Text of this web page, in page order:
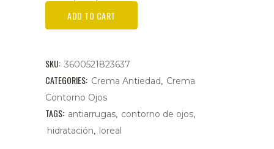
Age
Perfect
Contorno
de
Ojos
ADD TO CART
SKU: 3600521823637
CATEGORIES: Crema Antiedad
Crema
Contorno Ojos
TAGS: antiarrugas contorno de ojos
hidratación loreal